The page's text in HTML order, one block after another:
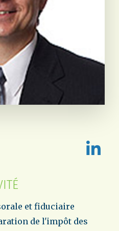
et fiduciaire
de l'impôt des